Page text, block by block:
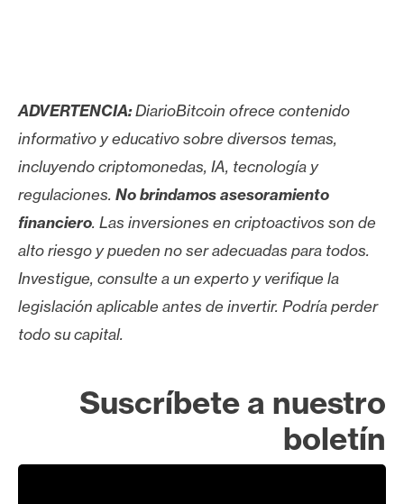
ADVERTENCIA:DiarioBitcoin ofrece contenido
informativo y educativo sobre diversos temas,
incluyendo criptomonedas, IA, tecnología y
regulaciones. No brindamos asesoramiento
financiero. Las inversiones en criptoactivos son de
alto riesgo y pueden no ser adecuadas para todos.
Investigue, consulte a un experto y verifique la
legislación aplicable antes de invertir. Podría perder
todo su capital.
Suscríbete a nuestro
boletín